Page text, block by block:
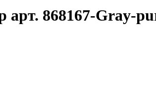
арт. 868167-Gray-